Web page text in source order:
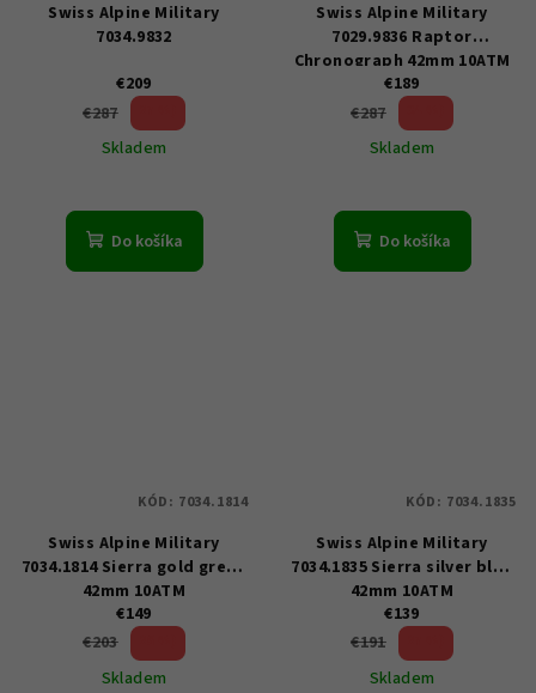
Swiss Alpine Military
7034.9832
€209
€287
Skladem
Do košíka
Swiss Alpine Military
7029.9836 Raptor
Chronograph 42mm 10ATM
€189
€287
Skladem
Do košíka
Swiss Alpine Military
7034.1814 Sierra gold green
42mm 10ATM
€149
€203
Skladem
KÓD: 7034.1814
Swiss Alpine Military
7034.1835 Sierra silver blue
42mm 10ATM
€139
€191
Skladem
KÓD: 7034.1835